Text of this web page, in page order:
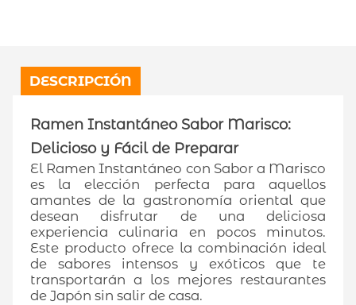
DESCRIPCIÓN
Ramen Instantáneo Sabor Marisco:
Delicioso y Fácil de Preparar
El Ramen Instantáneo con Sabor a Marisco
es la elección perfecta para aquellos
amantes de la gastronomía oriental que
desean disfrutar de una deliciosa
experiencia culinaria en pocos minutos.
Este producto ofrece la combinación ideal
de sabores intensos y exóticos que te
transportarán a los mejores restaurantes
de Japón sin salir de casa.